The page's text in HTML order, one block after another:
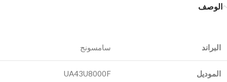
الوصف
البراند
الموديل UA43U8000F